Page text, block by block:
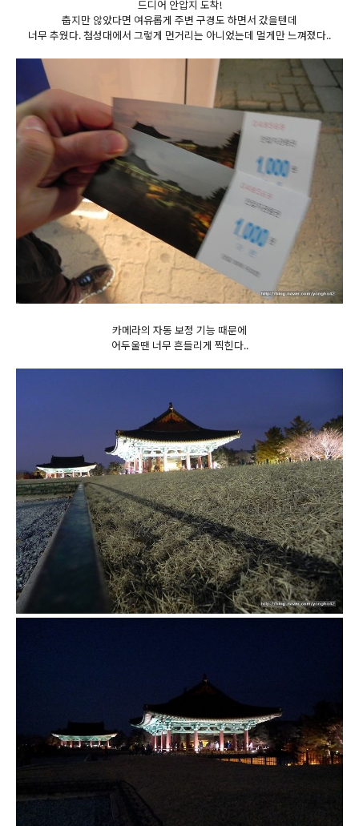
드디어 안압지 도착!
춥지만 않았다면 여유롭게 주변 구경도 하면서 갔을텐데
너무 추웠다. 첨성대에서 그렇게 먼거리는 아니었는데 멀게만 느껴졌다..
카메라의 자동 보정 기능 때문에
어두울땐 너무 흔들리게 찍힌다..